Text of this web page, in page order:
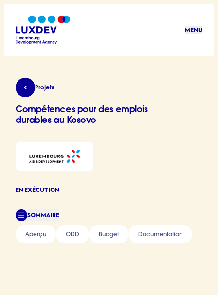
Aller au contenu principal
MENU
Compétences pour des emplois durables au
Projets
Compétences pour des emplois
durables au Kosovo
EN EXÉCUTION
SOMMAIRE
Aperçu ODD Budget Documentation